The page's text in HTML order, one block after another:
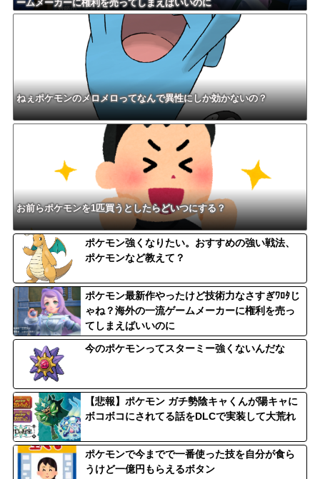
ームメーカーに権利を売ってしまえばいいのに
ねぇポケモンのメロメロってなんで異性にしか効かないの？
お前らポケモンを1匹買うとしたらどいつにする？
ポケモン強くなりたい。おすすめの強い戦法、
ポケモンなど教えて？
ポケモン最新作やったけど技術力なさすぎﾜﾛﾀじ
ゃね？海外の一流ゲームメーカーに権利を売っ
てしまえばいいのに
今のポケモンってスターミー強くないんだな
【悲報】ポケモン ガチ勢陰キャくんが陽キャに
ボコボコにされてる話をDLCで実装して大荒れ
ポケモンで今までで一番使った技を自分が食ら
うけど一億円もらえるボタン